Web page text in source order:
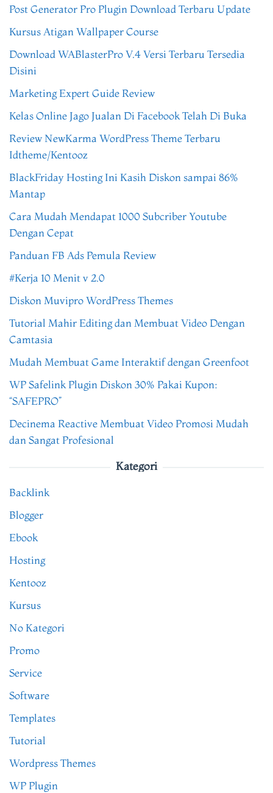
Post Generator Pro Plugin Download Terbaru Update
Kursus Atigan Wallpaper Course
Download WABlasterPro V.4 Versi Terbaru Tersedia
Disini
Marketing Expert Guide Review
Kelas Online Jago Jualan Di Facebook Telah Di Buka
Review NewKarma WordPress Theme Terbaru
Idtheme/Kentooz
BlackFriday Hosting Ini Kasih Diskon sampai 86%
Mantap
Cara Mudah Mendapat 1000 Subcriber Youtube
Dengan Cepat
Panduan FB Ads Pemula Review
#Kerja 10 Menit v 2.0
Diskon Muvipro WordPress Themes
Tutorial Mahir Editing dan Membuat Video Dengan
Camtasia
Mudah Membuat Game Interaktif dengan Greenfoot
WP Safelink Plugin Diskon 30% Pakai Kupon:
“SAFEPRO”
Decinema Reactive Membuat Video Promosi Mudah
dan Sangat Profesional
Kategori
Backlink
Blogger
Ebook
Hosting
Kentooz
Kursus
No Kategori
Promo
Service
Software
Templates
Tutorial
Wordpress Themes
WP Plugin